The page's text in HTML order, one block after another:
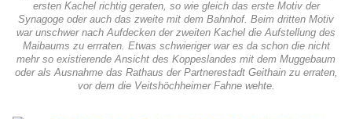
ersten Kachel richtig geraten, so wie gleich das erste Motiv der
Synagoge oder auch das zweite mit dem Bahnhof. Beim dritten Motiv
war unschwer nach Aufdecken der zweiten Kachel die Aufstellung des
Maibaums zu errraten. Etwas schwieriger war es da schon die nicht
mehr so existierende Ansicht des Koppeslandes mit dem Muggebaum
oder als Ausnahme das Rathaus der Partnerestadt Geithain zu erraten,
vor dem die Veitshöchheimer Fahne wehte.